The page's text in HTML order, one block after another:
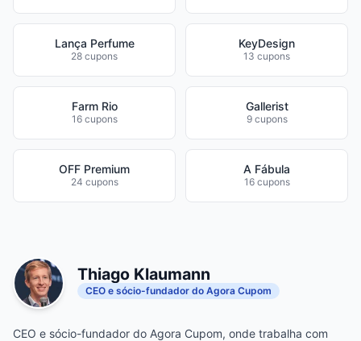
Lança Perfume
28 cupons
KeyDesign
13 cupons
Farm Rio
16 cupons
Gallerist
9 cupons
OFF Premium
24 cupons
A Fábula
16 cupons
Thiago Klaumann
CEO e sócio-fundador do Agora Cupom
CEO e sócio-fundador do Agora Cupom, onde trabalha com